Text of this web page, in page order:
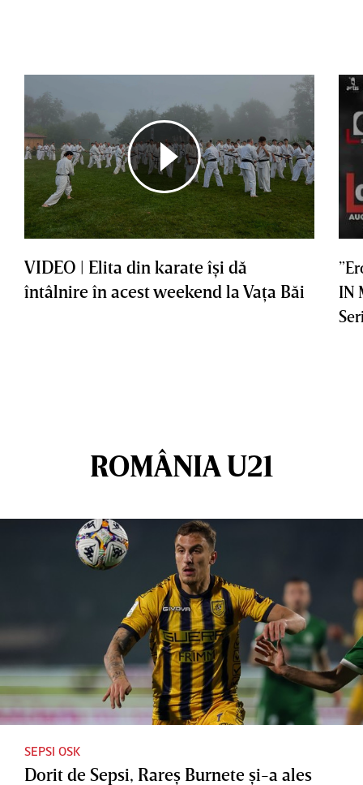
VIDEO | Elita din karate îşi dă
întâlnire în acest weekend la Vaţa Băi
IN
ROMÂNIA U21
SEPSI OSK
Dorit de Sepsi, Rareş Burnete şi-a ales